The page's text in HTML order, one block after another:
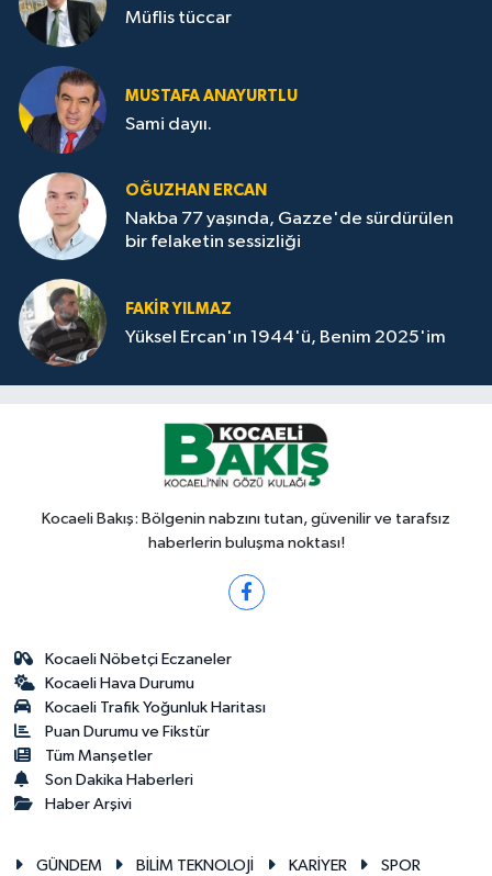
Müflis tüccar
MUSTAFA ANAYURTLU
Sami dayıı.
OĞUZHAN ERCAN
Nakba 77 yaşında, Gazze'de sürdürülen
bir felaketin sessizliği
FAKİR YILMAZ
Yüksel Ercan'ın 1944'ü, Benim 2025'im
Kocaeli Bakış: Bölgenin nabzını tutan, güvenilir ve tarafsız
haberlerin buluşma noktası!
Kocaeli Nöbetçi Eczaneler
Kocaeli Hava Durumu
Kocaeli Trafik Yoğunluk Haritası
Puan Durumu ve Fikstür
Tüm Manşetler
Son Dakika Haberleri
Haber Arşivi
GÜNDEM BİLİM TEKNOLOJİ KARİYER SPOR